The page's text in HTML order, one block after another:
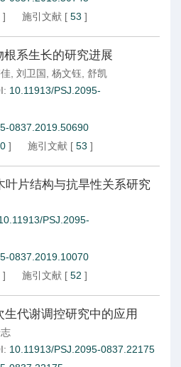
] 施引文献 [ 53 ]
系生长的研究进展
刘卫国 杨文钰 舒凯
10.11913/PSJ.2095-
0837.2019.50690
] 施引文献 [ 53 ]
叶片结构与抗旱性关系研究
PSJ.2095-
0837.2019.10070
] 施引文献 [ 52 ]
代谢调控研究中的应用
10.11913/PSJ.2095-0837.22175